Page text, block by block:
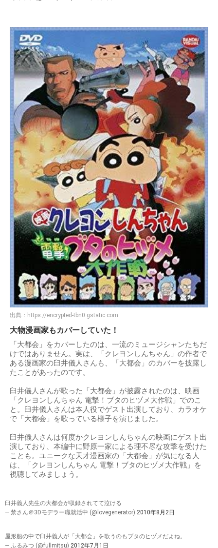
出典： https://encrypted-tbn0.gstatic.com
大物漫画家もカバーしていた！
「大都会」をカバーしたのは、一流のミュージシャンたちだ
けではありません。実は、「クレヨンしんちゃん」の作者で
ある漫画家の臼井儀人さんも、「大都会」のカバーを披露し
たことがあったのです。
臼井儀人さんが歌った「大都会」が披露されたのは、映画
「クレヨンしんちゃん 電撃！ブタのヒヅメ大作戦」でのこ
と。臼井儀人さんは本人役でゲスト出演しており、カラオケ
で「大都会」を歌っている様子を演じました。
臼井儀人さんは何度かクレヨンしんちゃんの映画にゲスト出
演しており、本編中に野原一家による理不尽な攻撃を受けた
ことも。ユニークな天才漫画家の「大都会」が気になる人
は、「クレヨンしんちゃん 電撃！ブタのヒヅメ大作戦」を
視聴してみましょう。
臼井義人先生の大都会が収録されてて泣ける
— 禁さん＠3Dモデラー職就活中 (@lovegenerator) 2010年8月2日
屋形船の中で臼井義人が「大都会」を歌うのもブタのヒヅメだよね。
— ふるみつ (@fullmitsu) 2012年7月1日